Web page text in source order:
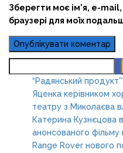
Зберегти моє ім'я, e-
браузері для моїх
“Радянський
Яценка керівником
театру з Миколаєва
Катерина Кузнєцова
анонсованого фільму
Range Rover нового